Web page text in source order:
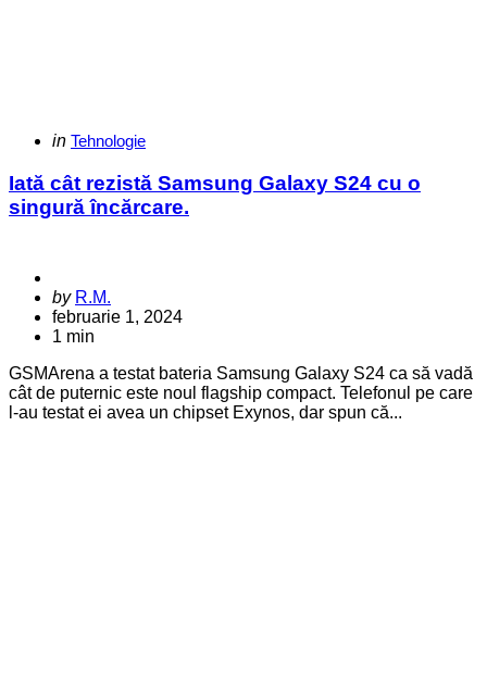
Categories
Posted
in Tehnologie
Iată cât rezistă Samsung Galaxy S24 cu o
singură încărcare.
Posted
by
by R.M.
februarie 1, 2024
1 min
GSMArena a testat bateria Samsung Galaxy S24 ca să vadă
cât de puternic este noul flagship compact. Telefonul pe care
l-au testat ei avea un chipset Exynos, dar spun că...